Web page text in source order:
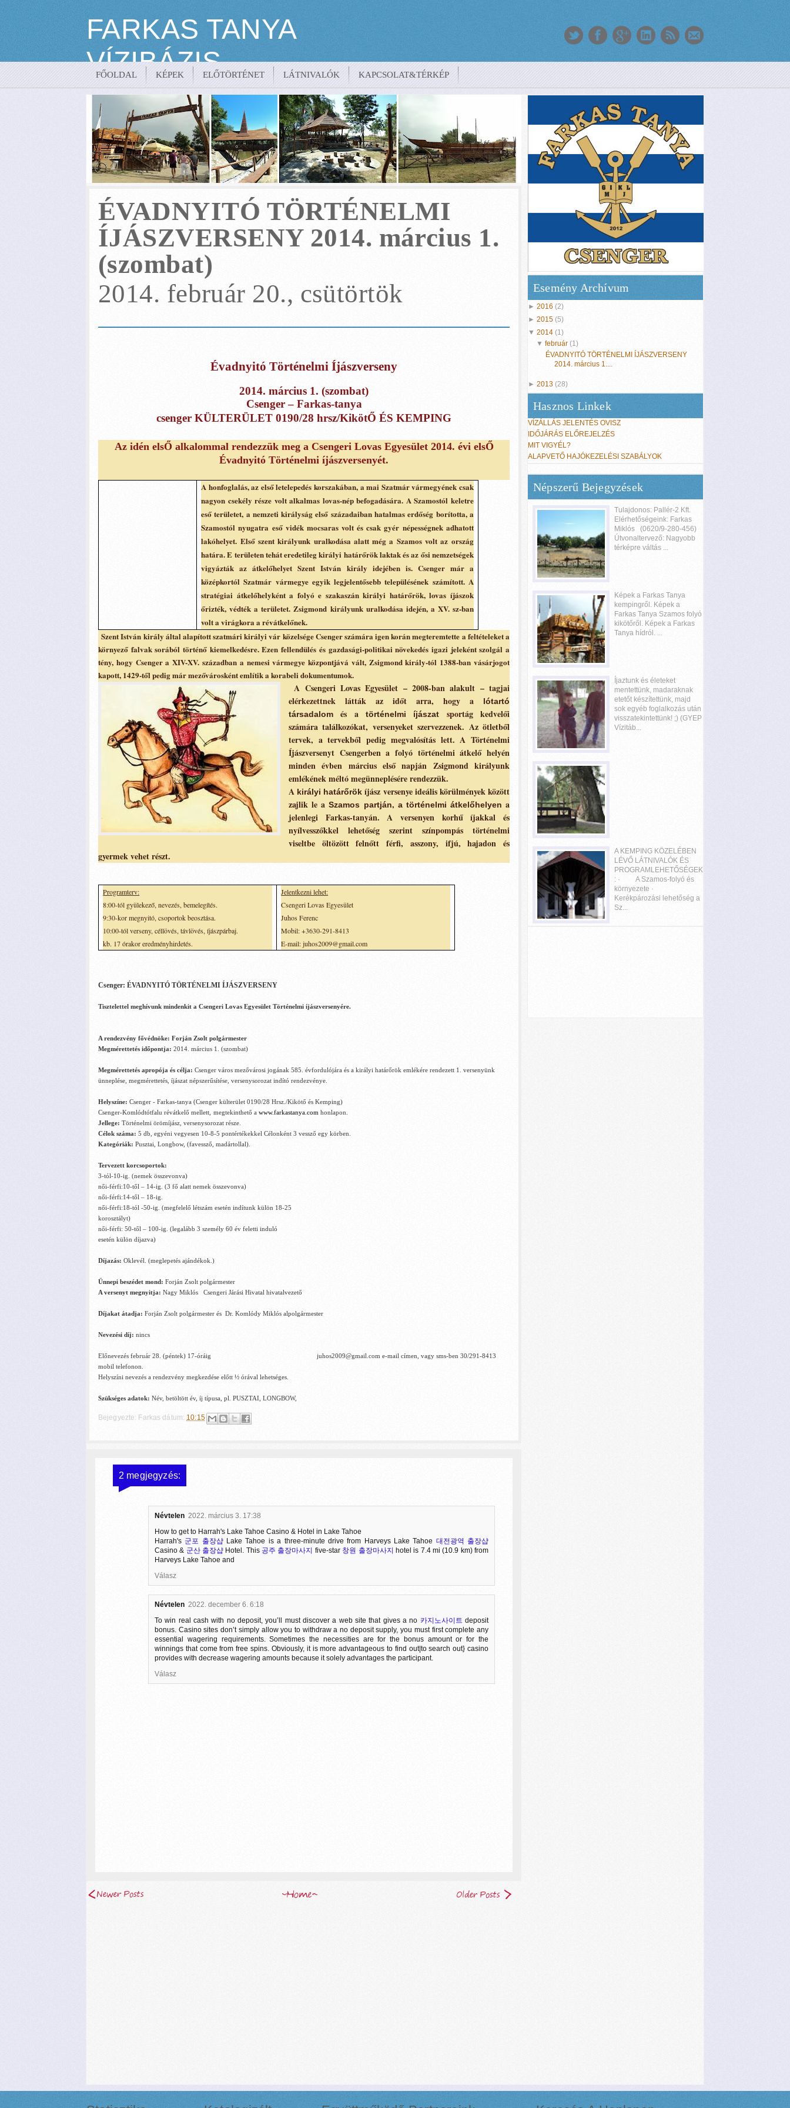
FARKAS TANYA
VÍZIBÁZIS
Kikötő és Kemping – Csenger | Telefon: +36 20 / 9-280-456
FŐOLDAL KÉPEK ELŐTÖRTÉNET LÁTNIVALÓK KAPCSOLAT&TÉRKÉP
ÉVADNYITÓ TÖRTÉNELMI
ÍJÁSZVERSENY 2014. március 1.
(szombat)
2014. február 20., csütörtök
Évadnyitó Történelmi Íjászverseny
2014. március 1. (szombat)
Csenger – Farkas-tanya
csenger KÜLTERÜLET 0190/28 hrsz/KikötŐ ÉS KEMPING
Az idén elsŐ alkalommal rendezzük meg a Csengeri Lovas Egyesület 2014. évi elsŐ
Évadnyitó Történelmi íjászversenyét.
A honfoglalás, az első letelepedés korszakában, a mai Szatmár vármegyének csak
nagyon csekély része volt alkalmas lovas-nép befogadására. A Szamostól keletre
eső területet, a nemzeti királyság első századaiban hatalmas erdőség borította, a
Szamostól nyugatra eső vidék mocsaras volt és csak gyér népességnek adhatott
lakóhelyet. Első szent királyunk uralkodása alatt még a Szamos volt az ország
határa. E területen tehát eredetileg királyi határőrök laktak és az ősi nemzetségek
vigyázták az átkelőhelyet Szent István király idejében is. Csenger már a
középkortól Szatmár vármegye egyik legjelentősebb településének számított. A
stratégiai átkelőhelyként a folyó e szakaszán királyi határőrök, lovas íjászok
őrizték, védték a területet. Zsigmond királyunk uralkodása idején, a XV. sz-ban
volt a virágkora a révátkelőnek.
Szent István király által alapított szatmári királyi vár közelsége Csenger számára igen korán megteremtette a feltételeket a
környező falvak sorából történő kiemelkedésre. Ezen fellendülés és gazdasági-politikai növekedés igazi jeleként szolgál a
tény, hogy Csenger a XIV-XV. században a nemesi vármegye központjává vált, Zsigmond király-tól 1388-ban vásárjogot
kapott, 1429-től pedig már mezővárosként említik a korabeli dokumentumok.
A Csengeri Lovas Egyesület – 2008-ban alakult – tagjai
elérkezettnek látták az időt arra, hogy a
lótartó
társadalom
és atörténelmi íjászat
sportág kedvelői
számára találkozókat, versenyeket szervezzenek. Az ötletből
tervek, a tervekből pedig megvalósítás lett. A Történelmi
Íjászversenyt Csengerben a folyó történelmi átkelő helyén
minden évben március első napján Zsigmond királyunk
emlékének méltó megünneplésére rendezzük.
A királyi határőrök íjász versenye ideális körülmények között
zajlik le aSzamos partján, a történelmi átkelőhelyen a
jelenlegi Farkas-tanyán. A versenyen korhű íjakkal és
nyílvesszőkkel lehetőség szerint színpompás történelmi
viseltbe öltözött felnőtt férfi, asszony, ifjú, hajadon és
gyermek vehet részt.
Programterv:
8:00-tól gyülekező, nevezés, bemelegítés.
9:30-kor megnyitó, csoportok beosztása.
10:00-tól verseny, céllövés, távlövés, íjászpárbaj.
kb. 17 órakor eredményhirdetés.
Jelentkezni lehet:
Csengeri Lovas Egyesület
Juhos Ferenc
Mobil: +3630-291-8413
E-mail: juhos2009@gmail.com
Csenger: ÉVADNYITÓ TÖRTÉNELMI ÍJÁSZVERSENY
Tisztelettel meghívunk mindenkit a Csengeri Lovas Egyesület Történelmi íjászversenyére.
A rendezvény fővédnöke: Forján Zsolt polgármester
Megmérettetés időpontja: 2014. március 1. (szombat)
Megmérettetés apropója és célja: Csenger város mezővárosi jogának 585. évfordulójára és a királyi határőrök emlékére rendezett 1. versenyünk
ünneplése, megmérettetés, íjászat népszerűsítése, versenysorozat indító rendezvénye.
Helyszíne: Csenger - Farkas-tanya (Csenger külterület 0190/28 Hrsz./Kikötő és Kemping)
Csenger-Komlódtótfalu révátkelő mellett, megtekinthető a www.farkastanya.com honlapon.
Jellege: Történelmi örömíjász, versenysorozat része.
Célok száma: 5 db, egyéni vegyesen 10-8-5 pontértékekkel Célonként 3 vessző egy körben.
Kategóriák: Pusztai, Longbow, (favessző, madártollal).
Tervezett korcsoportok:
3-tól-10-ig. (nemek összevonva)
női-férfi:10-től – 14-ig. (3 fő alatt nemek összevonva)
női-férfi:14-től – 18-ig.
női-férfi:18-tól -50-ig. (megfelelő létszám esetén indítunk külön 18-25
korosztályt)
női-férfi: 50-től – 100-ig. (legalább 3 személy 60 év feletti induló
esetén külön díjazva)
Díjazás: Oklevél. (meglepetés ajándékok.)
Ünnepi beszédet mond: Forján Zsolt polgármester
A versenyt megnyitja: Nagy Miklós Csengeri Járási Hivatal hivatalvezető
Díjakat átadja: Forján Zsolt polgármester és Dr. Komlódy Miklós alpolgármester
Nevezési díj: nincs
Előnevezés február 28. (péntek) 17-óráig juhos2009@gmail.com e-mail címen, vagy sms-ben 30/291-8413
mobil telefonon.
Helyszíni nevezés a rendezvény megkezdése előtt ½ órával lehetséges.
Szükséges adatok: Név, betöltött év, íj típusa, pl. PUSZTAI, LONGBOW,
Bejegyezte: Farkas dátum: 10:15
2 megjegyzés:
Névtelen 2022. március 3. 17:38
How to get to Harrah's Lake Tahoe Casino & Hotel in Lake Tahoe
Harrah's 군포 출장샵Lake Tahoe is a three-minute drive from Harveys Lake Tahoe 대전광역 출장샵
Casino & 군산 출장샵 Hotel. This 공주 출장마사지 five-star 창원 출장마사지
hotel is 7.4 mi (10.9 km) from
Harveys Lake Tahoe and
Válasz
Névtelen 2022. december 6. 6:18
To win real cash with no deposit, you’ll must discover a web site that gives a no 카지노사이트 deposit
bonus. Casino sites don’t simply allow you to withdraw a no deposit supply, you must first complete any
essential wagering requirements. Sometimes the necessities are for the bonus amount or for the
winnings that come from free spins. Obviously, it is more advantageous to find out|to search out} casino
provides with decrease wagering amounts because it solely advantages the participant.
Válasz
Esemény Archívum
► 2016 (2)
► 2015 (5)
▼ 2014 (1)
▼február (1)
ÉVADNYITÓ TÖRTÉNELMI ÍJÁSZVERSENY
2014. március 1....
► 2013 (28)
Hasznos Linkek
VÍZÁLLÁS JELENTÉS OVISZ
IDŐJÁRÁS ELŐREJELZÉS
MIT VIGYÉL?
ALAPVETŐ HAJÓKEZELÉSI SZABÁLYOK
Népszerű Bejegyzések
Tulajdonos: Pallér-2 Kft.
Elérhetőségeink: Farkas
Miklós (0620/9-280-456)
Útvonaltervező: Nagyobb
térképre váltás ...
Képek a Farkas Tanya
kempingről. Képek a
Farkas Tanya Szamos folyó
kikötőről. Képek a Farkas
Tanya hídról. ...
Íjaztunk és életeket
mentettünk, madaraknak
etetőt készítettünk, majd
sok egyéb foglalkozás után
visszatekintettünk! ;) (GYEP
Vízitáb...
A KEMPING KÖZELÉBEN
LÉVŐ LÁTNIVALÓK ÉS
PROGRAMLEHETŐSÉGEK
: · A Szamos-folyó és
környezete ·
Kerékpározási lehetőség a
Sz...